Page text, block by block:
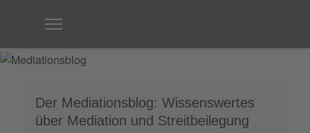
Der Mediationsblog: Wissenswertes
über Mediation und Streitbeilegung